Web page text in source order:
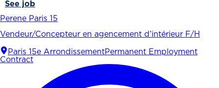
See job
Perene Paris 15
Vendeur/Concepteur en agencement d’intérieur F/H
Paris 15e ArrondissementPermanent Employment
Contract